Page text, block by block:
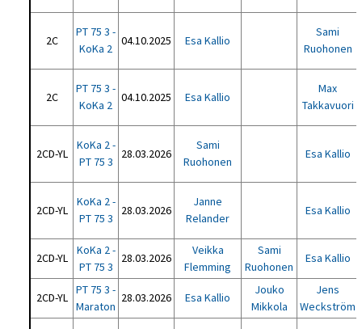
2C
PT 75 3 -
KoKa 2
04.10.2025 Esa Kallio
Sami
Ruohonen
2C
PT 75 3 -
KoKa 2
04.10.2025 Esa Kallio
Max
Takkavuori
2CD-YL
KoKa 2 -
PT 75 3
28.03.2026
Sami
Ruohonen
Esa Kallio
2CD-YL
KoKa 2 -
PT 75 3
28.03.2026
Janne
Relander
Esa Kallio
2CD-YL
KoKa 2 -
PT 75 3
28.03.2026
Veikka
Flemming
Sami
Ruohonen
Esa Kallio
2CD-YL
PT 75 3 -
Maraton
28.03.2026 Esa Kallio
Jouko
Mikkola
Jens
Weckström